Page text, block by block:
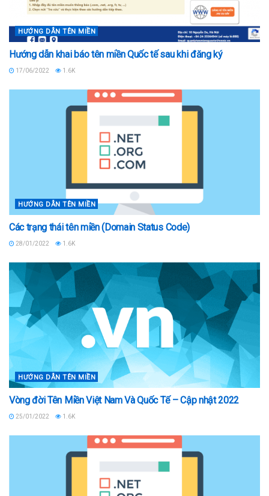
HƯỚNG DẪN TÊN MIỀN
Hướng dẫn khai báo tên miền Quốc tế sau khi đăng ký
17/06/2022 1.6K
HƯỚNG DẪN TÊN MIỀN
Các trạng thái tên miền (Domain Status Code)
28/01/2022 1.6K
HƯỚNG DẪN TÊN MIỀN
Vòng đời Tên Miền Việt Nam Và Quốc Tế – Cập nhật 2022
25/01/2022 1.6K